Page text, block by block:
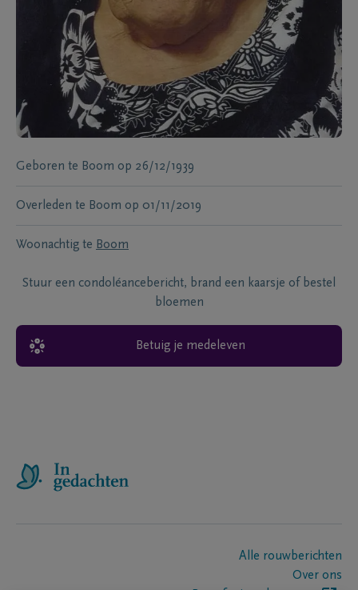
Geboren te Boom op 26/12/1939
Overleden te Boom op 01/11/2019
Woonachtig te Boom
Stuur een condoléancebericht, brand een kaarsje of bestel
bloemen
Betuig je medeleven
Alle rouwberichten
Over ons